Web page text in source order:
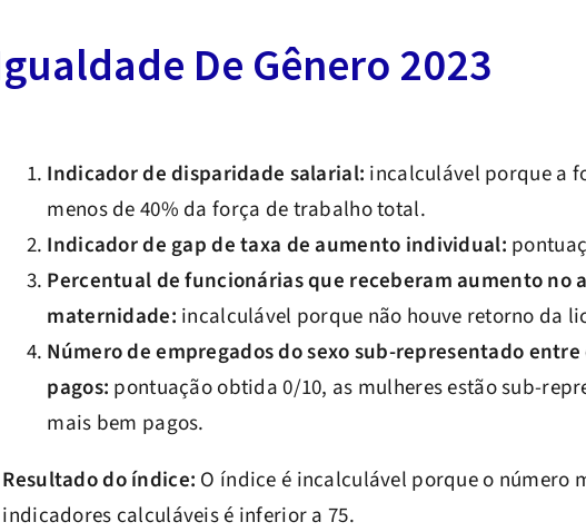
De Gênero 2023
Indicador de disparidade salarial: incalculável porque a
menos de 40% da força de trabalho total.
Indicador de gap de taxa de aumento individual:
Percentual de funcionárias que receberam aumento no
maternidade: incalculável porque não houve retorno da
Número de empregados do sexo sub-representado
pagos: pontuação obtida 0/10, as mulheres estão sub-
mais bem pagos.
Resultado do índice: O índice é incalculável porque o número
indicadores calculáveis é inferior a 75.